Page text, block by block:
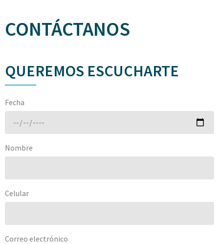
CONTÁCTANOS
QUEREMOS ESCUCHARTE
Fecha
Nombre
Celular
Correo electrónico